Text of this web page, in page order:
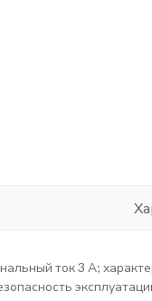
ток 3 А;